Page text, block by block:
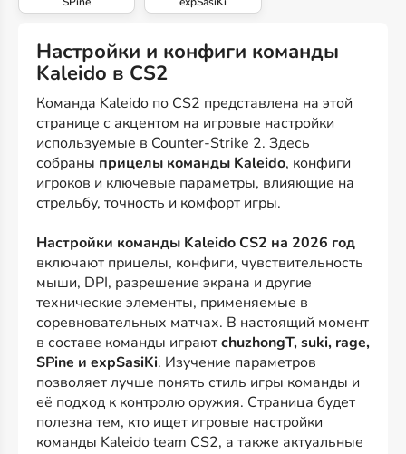
Настройки и конфиги команды
Kaleido в CS2
Команда Kaleido по CS2 представлена на этой
странице с акцентом на игровые настройки
используемые в Counter-Strike 2. Здесь
собраны прицелы команды Kaleido, конфиги
игроков и ключевые параметры, влияющие на
стрельбу, точность и комфорт игры.
Настройки команды Kaleido CS2 на 2026 год
включают прицелы, конфиги, чувствительность
мыши, DPI, разрешение экрана и другие
технические элементы, применяемые в
соревновательных матчах. В настоящий момент
в составе команды играютchuzhongT, suki, rage,
SPine и expSasiKi. Изучение параметров
позволяет лучше понять стиль игры команды и
её подход к контролю оружия. Страница будет
полезна тем, кто ищет игровые настройки
команды Kaleido team CS2, а также актуальные